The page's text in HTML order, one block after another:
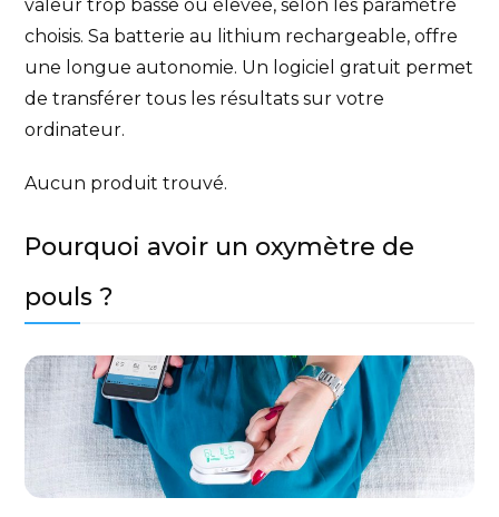
valeur trop basse ou élevée, selon les paramètre
choisis. Sa batterie au lithium rechargeable, offre
une longue autonomie. Un logiciel gratuit permet
de transférer tous les résultats sur votre
ordinateur.
Aucun produit trouvé.
Pourquoi avoir un oxymètre de
pouls ?